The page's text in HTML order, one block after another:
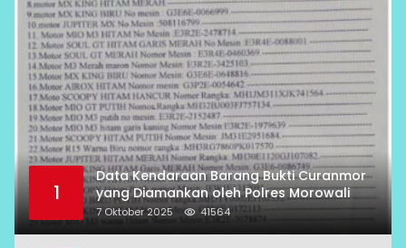
1
Data Kendaraan Barang Bukti Curanmor
yang Diamankan oleh Polres Morowali
7 Oktober 2025 41564